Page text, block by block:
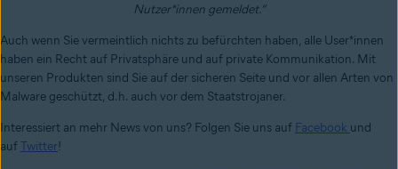
Nutzer*innen gemeldet.“
Auch wenn Sie vermeintlich nichts zu befürchten haben, alle User*innen
haben ein Recht auf Privatsphäre und auf private Kommunikation. Mit
unseren Produkten sind Sie auf der sicheren Seite und vor allen Arten von
Malware geschützt, d.h. auch vor dem Staatstrojaner.
Interessiert an mehr News von uns? Folgen Sie uns auf Facebook und
auf Twitter!